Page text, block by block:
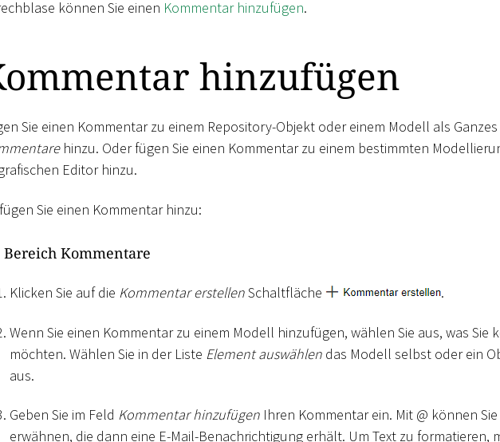
können Sie einen Kommentar hinzufügen.
hinzufügen
Sie einen Kommentar zu einem Repository-Objekt oder einem Modell als
hinzu. Oder fügen Sie einen Kommentar zu einem bestimmten
Editor hinzu.
Sie einen Kommentar hinzu:
Kommentare
Klicken Sie auf die Kommentar erstellenSchaltfläche .
Wenn Sie einen Kommentar zu einem Modell hinzufügen, wählen Sie aus, was Sie
möchten. Wählen Sie in der Liste Element auswählen das Modell selbst oder ein
aus.
Geben Sie im Feld Kommentar hinzufügen Ihren Kommentar ein. Mit @ können
erwähnen, die dann eine E-Mail-Benachrichtigung erhält. Um Text zu formatieren,